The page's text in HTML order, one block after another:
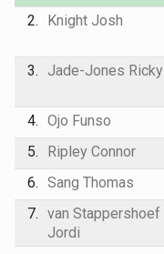
2.
Knight Josh
3. Jade-Jones Ricky
4. Ojo Funso
5.
Ripley Connor
6. Sang Thomas
7. van Stappershoef
Jordi